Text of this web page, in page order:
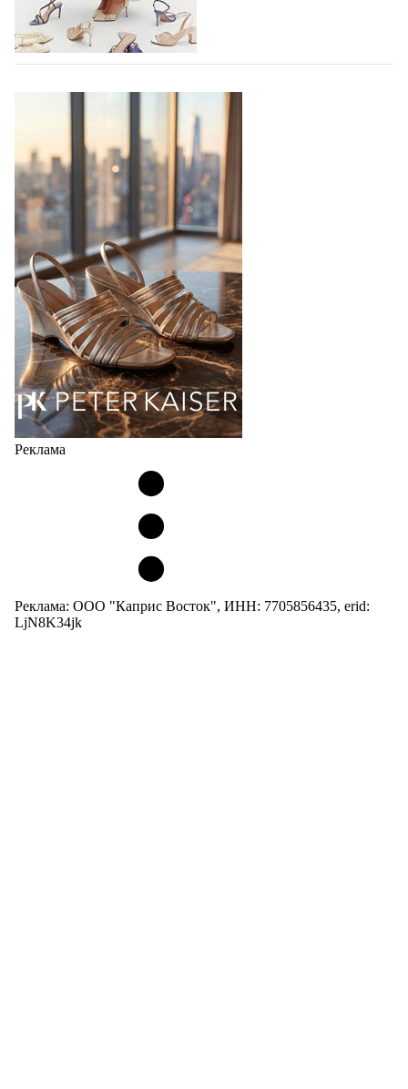
ортопедический восстановительный…
04.08.2026 410
КАЖДОМ ШАГЕ
В 2027 году бренд TAMARIS отмечает 60-летний
юбилей. Шесть десятилетий доверия миллионов
покупателей, постоянного развития и понимания,
какой будет современная женщина завтра.
Юбилейная коллекция Весна–Лето 2027 открывает
не просто новый сезон, а…
04.08.2026 507
Реклама
Реклама: ООО "Каприс Восток", ИНН: 7705856435, erid:
LjN8K34jk